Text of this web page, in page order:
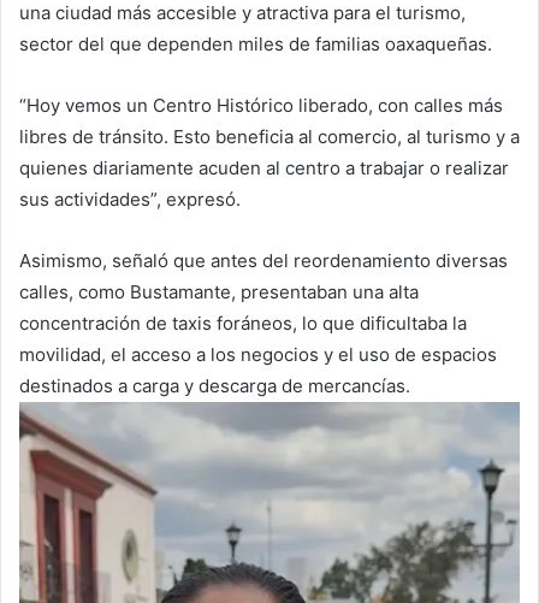
una ciudad más accesible y atractiva para el turismo,
sector del que dependen miles de familias oaxaqueñas.
“Hoy vemos un Centro Histórico liberado, con calles más
libres de tránsito. Esto beneficia al comercio, al turismo y a
quienes diariamente acuden al centro a trabajar o realizar
sus actividades”, expresó.
Asimismo, señaló que antes del reordenamiento diversas
calles, como Bustamante, presentaban una alta
concentración de taxis foráneos, lo que dificultaba la
movilidad, el acceso a los negocios y el uso de espacios
destinados a carga y descarga de mercancías.